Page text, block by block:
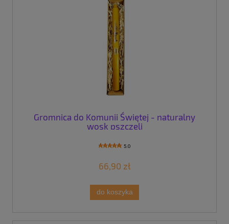
Gromnica do Komunii Świętej - naturalny
wosk pszczeli
5.0
66,90 zł
do koszyka